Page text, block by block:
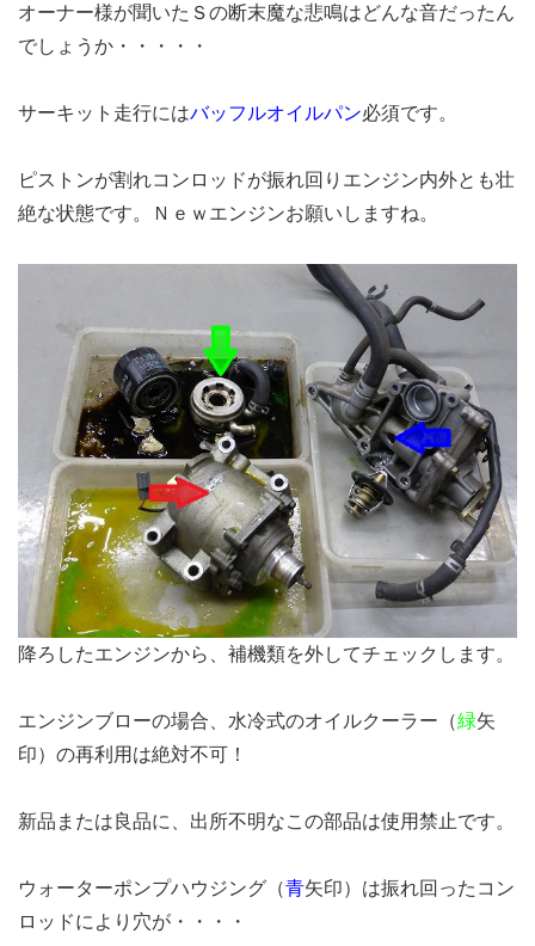
オーナー様が聞いたＳの断末魔な悲鳴はどんな音だったん
でしょうか・・・・・
サーキット走行にはバッフルオイルパン必須です。
ピストンが割れコンロッドが振れ回りエンジン内外とも壮
絶な状態です。Ｎｅｗエンジンお願いしますね。
降ろしたエンジンから、補機類を外してチェックします。
エンジンブローの場合、水冷式のオイルクーラー（緑矢
印）の再利用は絶対不可！
新品または良品に、 出所不明なこの部品は使用禁止です。
ウォーターポンプハウジング （青矢印） は振れ回ったコン
ロッドにより穴が・・・・